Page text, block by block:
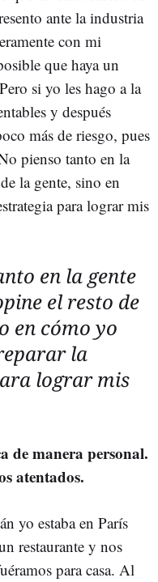
ante la industria
con mi
que haya un
si yo les hago a la
y después
más de riesgo, pues
pienso tanto en la
la gente, sino en
para lograr mis
en la gente
el resto de
en cómo yo
la
lograr mis
de manera personal.
atentados.
yo estaba en París
restaurante y nos
para casa. Al